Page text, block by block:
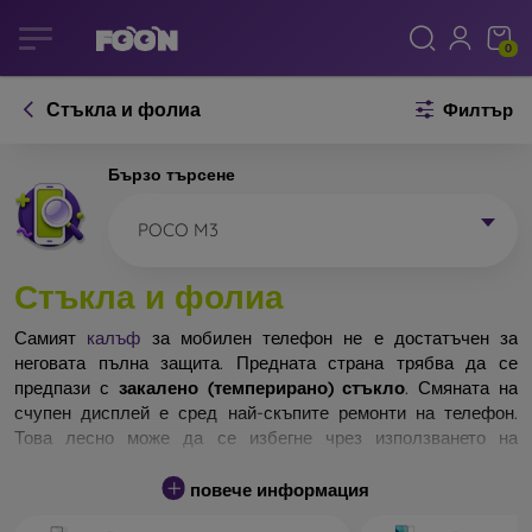
0
Стъкла и фолиа Филтър
Бързо търсене
POCO M3
Стъкла и фолиа
Самият калъф за мобилен телефон не е достатъчен за
неговата пълна защита. Предната страна трябва да се
предпази с закалено (темперирано) стъкло. Смяната на
счупен дисплей е сред най-скъпите ремонти на телефон.
Това лесно може да се избегне чрез използването на
Неразбиваемо стъкло за телефон не съществува, но при
повече информация